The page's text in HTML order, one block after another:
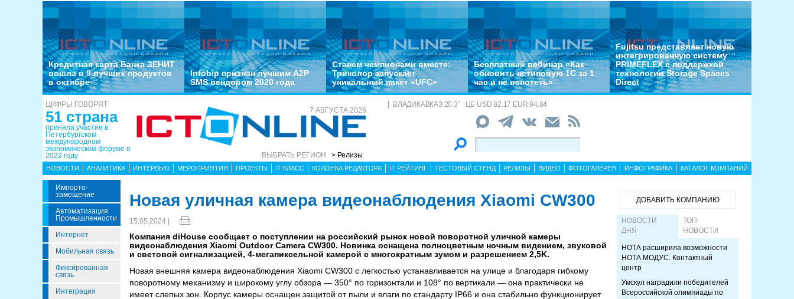
Кредитная карта Банка ЗЕНИТ
вошла в 9 лучших продуктов
в октябре
Infobip признан лучшим A2P
SMS вендором 2020 года
Станем чемпионами вместе:
Триколор запускает
уникальный пакет «UFC»
Бесплатный вебинар «Как
обновить нетиповую 1С за 1
час и не вспотеть»
Fujitsu представляет новую
интегрированную систему
PRIMEFLEX с поддержкой
технологии Storage Spaces
Direct
ЦИФРЫ ГОВОРЯТ
51 страна
приняла участие в
Петербургском
международном
экономическом форуме в
2022 году
7 АВГУСТА 2026
ВЫБРАТЬ РЕГИОН > Релизы
ВЛАДИКАВКАЗ 20.3° ЦБ USD 82.17 EUR 94.84
НОВОСТИ АНАЛИТИКА ИНТЕРВЬЮ МЕРОПРИЯТИЯ ПРОЕКТЫ IT КЛАСС КОЛОНКА РЕДАКТОРА IT РЕЙТИНГ ТЕСТОВЫЙ СТЕНД РЕЛИЗЫ ВИДЕО ФОТОГАЛЕРЕЯ ИНФОГРАФИКА КАТАЛОГ КОМПАНИЙ
Импорто­
Замещение
Автоматизация
Промышленности
Интернет
Мобильная связь
Фиксированная
связь
Интеграция
Новая уличная камера видеонаблюдения Xiaomi CW300
15.05.2024 |
Компания diHouse сообщает о поступлении на российский рынок новой поворотной уличной камеры
видеонаблюдения Xiaomi Outdoor Camera CW300. Новинка оснащена полноцветным ночным видением, звуковой
и световой сигнализацией, 4-мегапиксельной камерой с многократным зумом и разрешением 2,5K.
Новая внешняя камера видеонаблюдения Xiaomi CW300 с легкостью устанавливается на улице и благодаря гибкому
поворотному механизму и широкому углу обзора — 350° по горизонтали и 108° по вертикали — она практически не
имеет слепых зон. Корпус камеры оснащен защитой от пыли и влаги по стандарту IP66 и она стабильно функционирует
ДОБАВИТЬ КОМПАНИЮ
НОВОСТИ
ДНЯ
ТОП-
НОВОСТИ
НОТА расширила возможности
НОТА МОДУС. Контактный
центр
Умскул наградили победителей
Всероссийской олимпиады по